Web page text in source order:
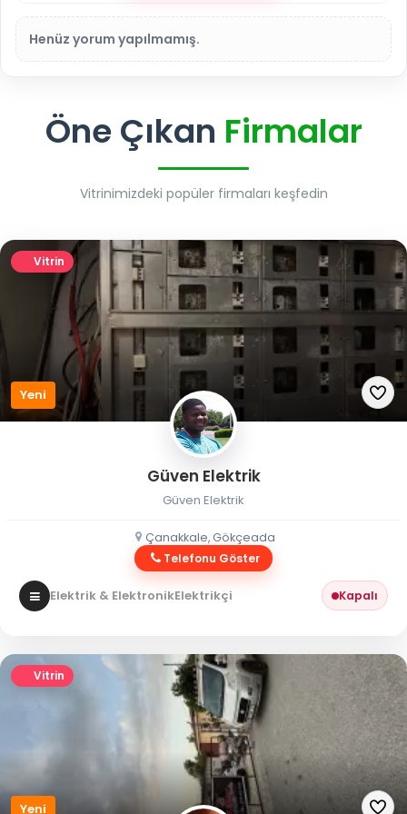
Henüz yorum yapılmamış.
Öne Çıkan Firmalar
Vitrinimizdeki popüler firmaları keşfedin
Vitrin
Yeni
Güven Elektrik
Güven Elektrik
Çanakkale, Gökçeada
Telefonu Göster
Elektrik & ElektronikElektrikçi Kapalı
Vitrin
Yeni